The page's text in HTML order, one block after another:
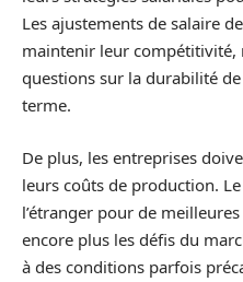
Les ajustements de salaire
maintenir leur compétitivité,
questions sur la durabilité
terme.
De plus, les entreprises
leurs coûts de production.
l’étranger pour de
encore plus les défis du
à des conditions parfois